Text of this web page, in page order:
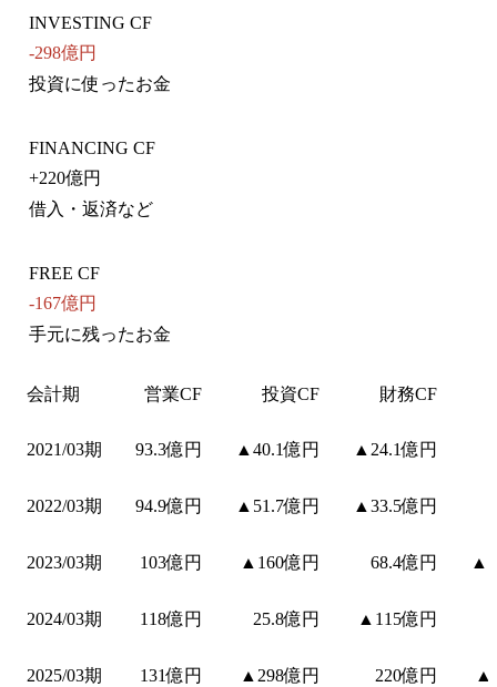
INVESTING CF
-298億円
投資に使ったお金
FINANCING CF
+220億円
借入・返済など
FREE CF
-167億円
手元に残ったお金
会計期 営業CF 投資CF 財務CF
2021/03期 93.3億円 ▲40.1億円 ▲24.1億円
2022/03期 94.9億円 ▲51.7億円 ▲33.5億円
2023/03期 103億円 ▲160億円 68.4億円
2024/03期 118億円 25.8億円 ▲115億円
2025/03期 131億円 ▲298億円 220億円